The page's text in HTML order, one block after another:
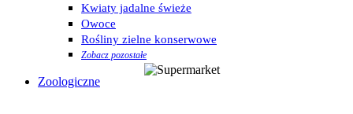
Kwiaty jadalne świeże
Owoce
Rośliny zielne konserwowe
Zobacz pozostałe
Zoologiczne